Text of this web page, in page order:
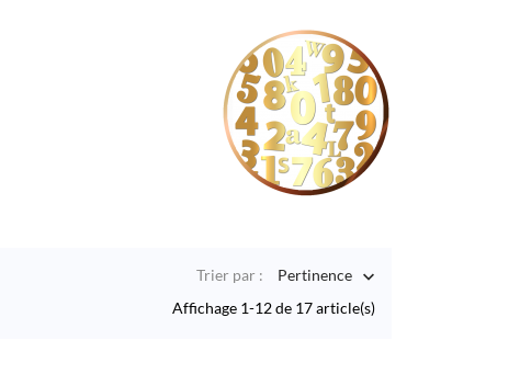
Trier par : Pertinence 
Affichage 1-12 de 17 article(s)